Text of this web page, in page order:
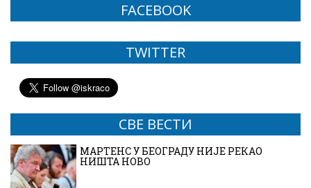
FACEBOOK
TWITTER
СВЕ ВЕСТИ
МАРТЕНС У БЕОГРАДУ НИЈЕ РЕКАО
НИШТА НОВО